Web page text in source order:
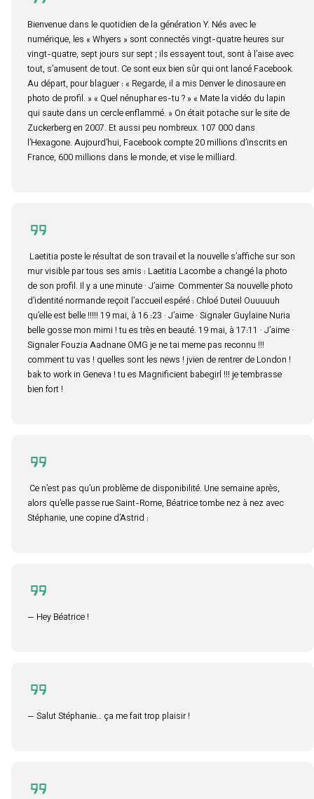
Bienvenue dans le quotidien de la génération Y. Nés avec le
numérique, les « Whyers » sont connectés vingt-quatre heures sur
vingt-quatre, sept jours sur sept ; ils essayent tout, sont à l’aise avec
tout, s’amusent de tout. Ce sont eux bien sûr qui ont lancé Facebook.
Au départ, pour blaguer : « Regarde, il a mis Denver le dinosaure en
photo de profil. » « Quel nénuphar es-tu ? » « Mate la vidéo du lapin
qui saute dans un cercle enflammé. » On était potache sur le site de
Zuckerberg en 2007. Et aussi peu nombreux. 107 000 dans
l’Hexagone. Aujourd’hui, Facebook compte 20 millions d’inscrits en
France, 600 millions dans le monde, et vise le milliard.
Laetitia poste le résultat de son travail et la nouvelle s’affiche sur son
mur visible par tous ses amis : Laetitia Lacombe a changé la photo
de son profil. Il y a une minute · J’aime· Commenter Sa nouvelle photo
d’identité normande reçoit l’accueil espéré : Chloé Duteil Ouuuuuh
qu’elle est belle !!!!! 19 mai, à 16 :23 · J’aime · Signaler Guylaine Nuria
belle gosse mon mimi ! tu es très en beauté. 19 mai, à 17:11 · J’aime ·
Signaler Fouzia Aadnane OMG je ne tai meme pas reconnu !!!
comment tu vas ! quelles sont les news ! jvien de rentrer de London !
bak to work in Geneva ! tu es Magnificient babegirl !!! je tembrasse
bien fort !
Ce n’est pas qu’un problème de disponibilité. Une semaine après,
alors qu’elle passe rue Saint-Rome, Béatrice tombe nez à nez avec
Stéphanie, une copine d’Astrid :
— Hey Béatrice !
— Salut Stéphanie… ça me fait trop plaisir !